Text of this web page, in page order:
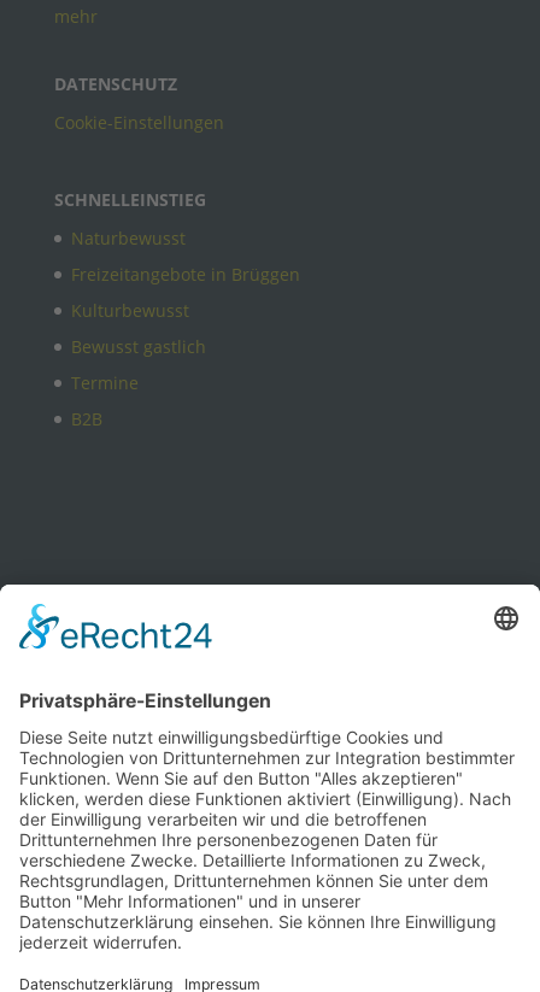
mehr
DATENSCHUTZ
Cookie-Einstellungen
SCHNELLEINSTIEG
Naturbewusst
Freizeitangebote in Brüggen
Kulturbewusst
Bewusst gastlich
Termine
B2B
Kontakt Newsletter